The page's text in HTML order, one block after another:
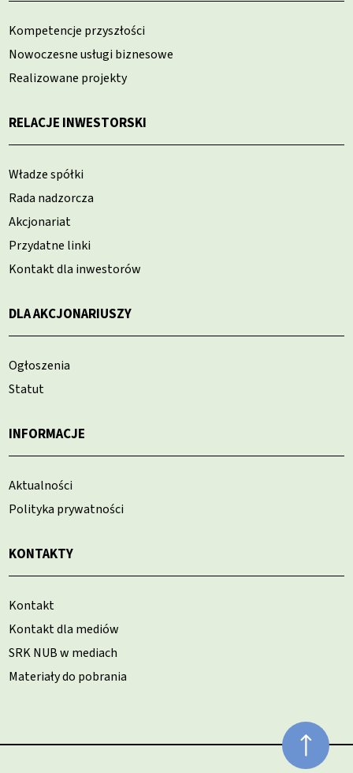
Kompetencje przyszłości
Nowoczesne usługi biznesowe
Realizowane projekty
RELACJE INWESTORSKI
Władze spółki
Rada nadzorcza
Akcjonariat
Przydatne linki
Kontakt dla inwestorów
DLA AKCJONARIUSZY
Ogłoszenia
Statut
INFORMACJE
Aktualności
Polityka prywatności
KONTAKTY
Kontakt
Kontakt dla mediów
SRK NUB w mediach
Materiały do pobrania